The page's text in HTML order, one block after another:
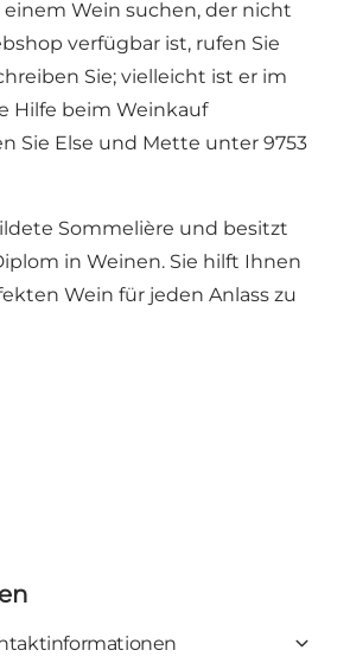
einem Wein suchen, der nicht
verfügbar ist, rufen Sie
Sie; vielleicht ist er im
Hilfe beim Weinkauf
Sie Else und Mette unter 9753
Sommelière und besitzt
in Weinen. Sie hilft Ihnen
Wein für jeden Anlass zu